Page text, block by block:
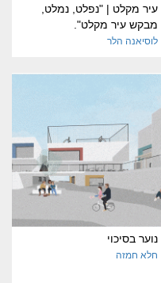
עיר מקלט | "נפלט, נמלט,
מבקש עיר מקלט".
לוסיאנה הלר
נוער בסיכוי
חלא חמזה